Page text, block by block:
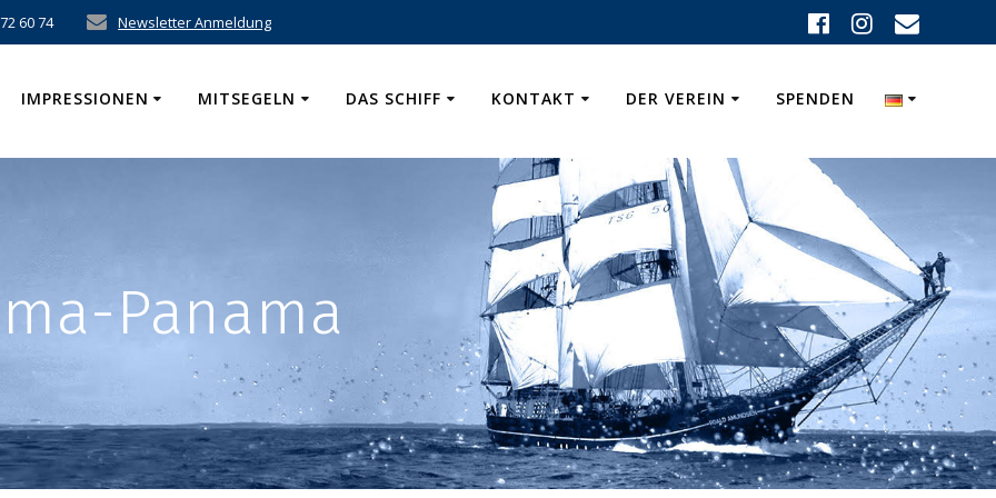
60 74 Newsletter Anmeldung
IMPRESSIONEN MITSEGELN DAS SCHIFF KONTAKT DER VEREIN SPENDEN
Panama